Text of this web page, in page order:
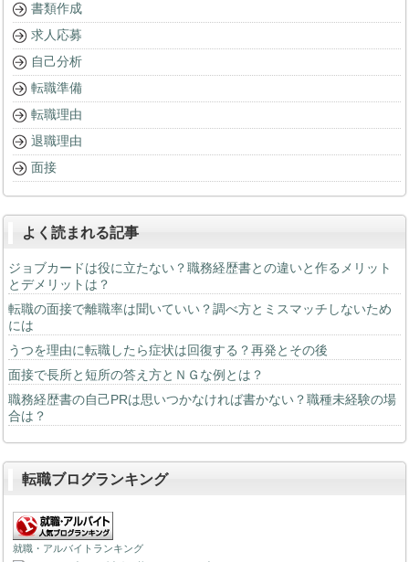
書類作成
求人応募
自己分析
転職準備
転職理由
退職理由
面接
よく読まれる記事
ジョブカードは役に立たない？職務経歴書との違いと作るメリット
とデメリットは？
転職の面接で離職率は聞いていい？調べ方とミスマッチしないため
には
うつを理由に転職したら症状は回復する？再発とその後
面接で長所と短所の答え方とＮＧな例とは？
職務経歴書の自己PRは思いつかなければ書かない？職種未経験の場
合は？
転職ブログランキング
就職・アルバイトランキング